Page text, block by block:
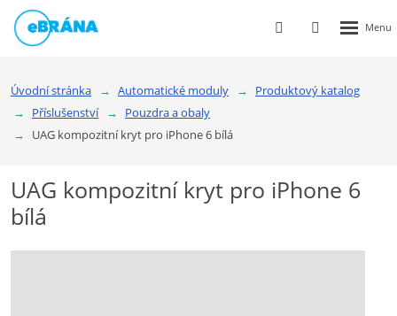
Vyhledávání
Přihlášení
zóny
Úvodní stránka Automatické moduly
Produktový katalog
Příslušenství
Pouzdra a obaly
UAG kompozitní kryt pro iPhone 6 bílá
UAG kompozitní kryt pro iPhone 6
bílá